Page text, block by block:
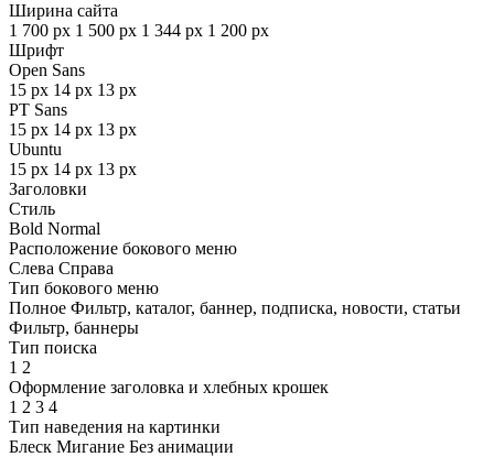
Ширина сайта
1 700 px 1 500 px 1 344 px 1 200 px
Шрифт
Open Sans
15 px 14 px 13 px
PT Sans
15 px 14 px 13 px
Ubuntu
15 px 14 px 13 px
Заголовки
Стиль
Bold Normal
Расположение бокового меню
Слева Справа
Тип бокового меню
Полное Фильтр, каталог, баннер, подписка, новости, статьи
Фильтр, баннеры
Тип поиска
1 2
Оформление заголовка и хлебных крошек
1 2 3 4
Тип наведения на картинки
Блеск Мигание Без анимации